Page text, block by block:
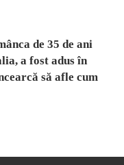
de 35 de ani
a fost adus în
să afle cum